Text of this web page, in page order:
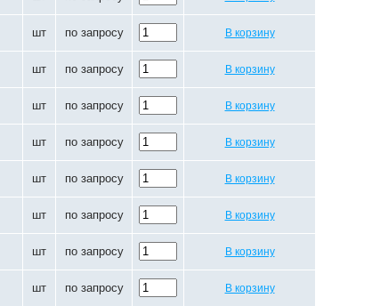
шт по запросу В корзину
шт по запросу В корзину
шт по запросу В корзину
шт по запросу В корзину
шт по запросу В корзину
шт по запросу В корзину
шт по запросу В корзину
шт по запросу В корзину